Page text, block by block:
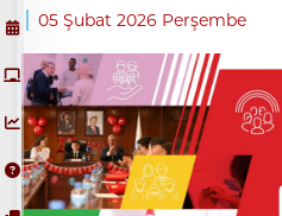
05 Şubat 2026 Perşembe